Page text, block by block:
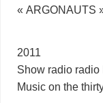
« ARGONAUTS
2011
Show radio radio
Music on the